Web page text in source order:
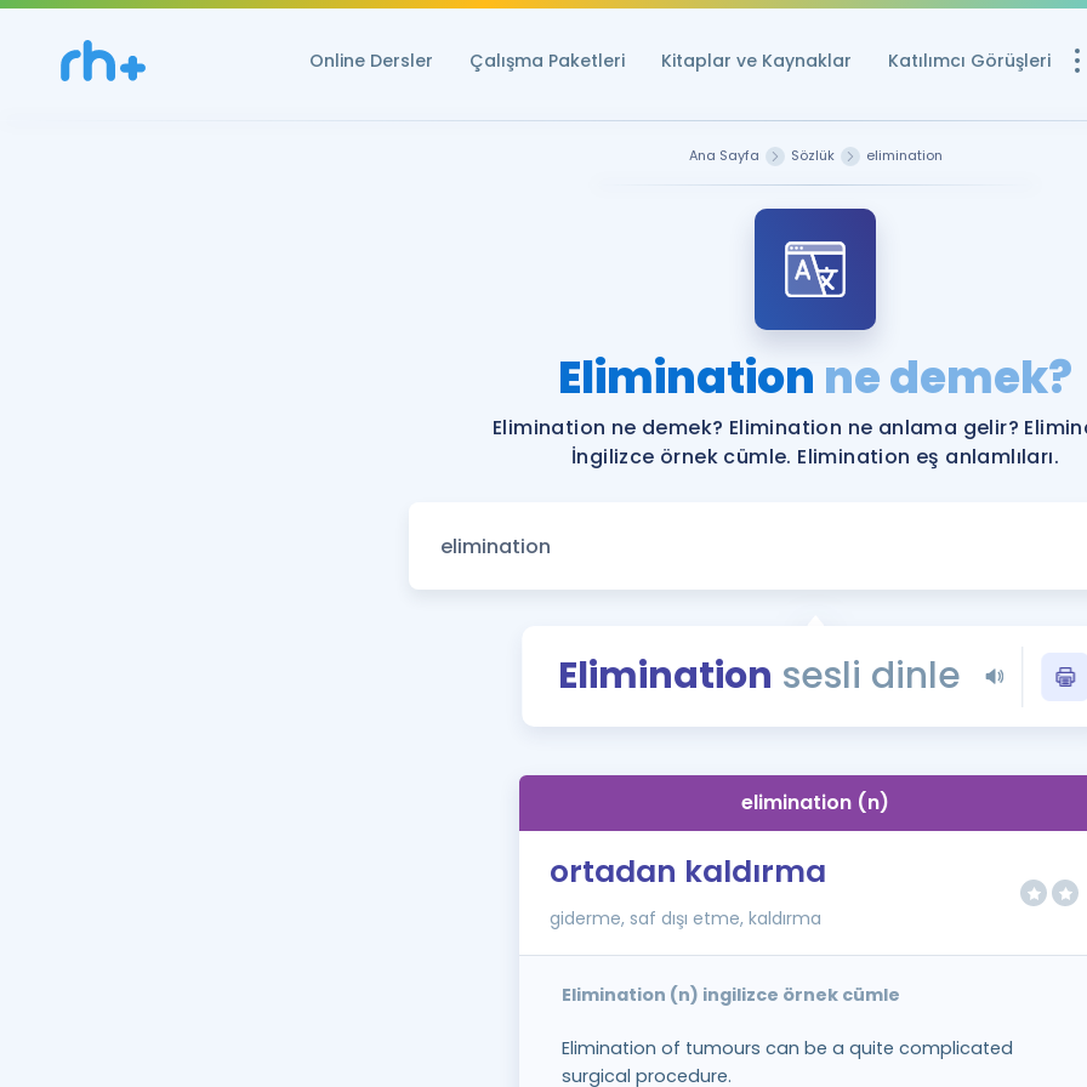
Online Dersler Çalışma Paketleri Kitaplar ve Kaynaklar Katılımcı Görüşleri
Ücretsiz
YDS ve YÖKDİL
YDS ve YÖKDİL'e
Tüm ÖSYM
YDS - YÖKDİL
İngilizce
Ana Sayfa Sözlük elimination
Elimination ne demek?
Elimination ne demek? Elimination ne anlama gelir?
İngilizce örnek cümle. Elimination eş anlamlıları.
Elimination sesli dinle
elimination (n)
ortadan kaldırma
giderme, saf dışı etme, kaldırma
Elimination (n) ingilizce örnek cümle
Elimination of tumours can be a quite complicated
surgical procedure.